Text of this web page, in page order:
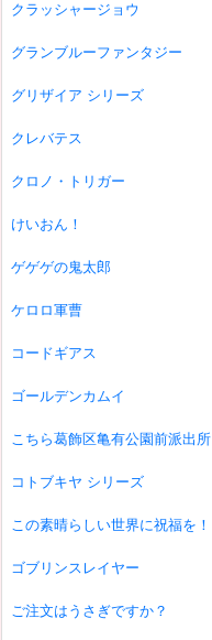
クラッシャージョウ
グランブルーファンタジー
グリザイア シリーズ
クレバテス
クロノ・トリガー
けいおん！
ゲゲゲの鬼太郎
ケロロ軍曹
コードギアス
ゴールデンカムイ
こちら葛飾区亀有公園前派出所
コトブキヤ シリーズ
この素晴らしい世界に祝福を！
ゴブリンスレイヤー
ご注文はうさぎですか？